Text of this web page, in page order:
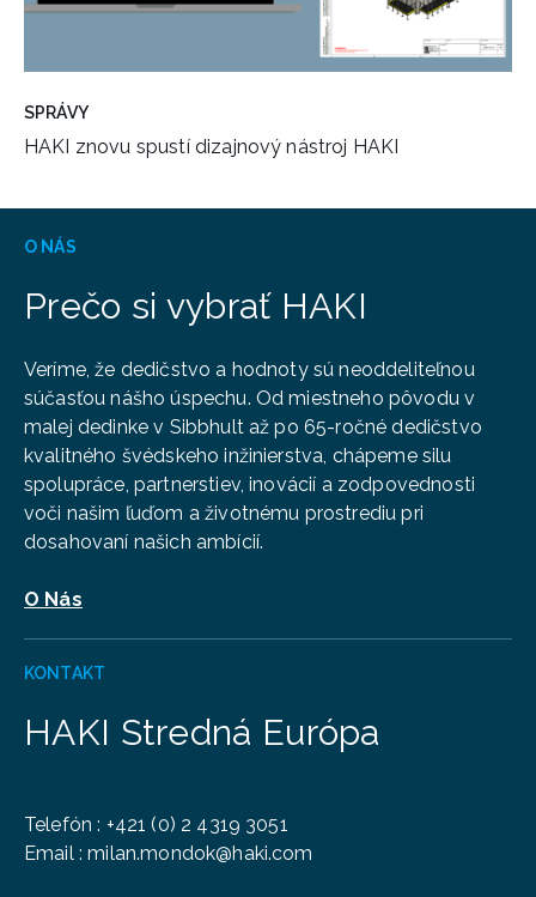
SPRÁVY
HAKI znovu spustí dizajnový nástroj HAKI
O NÁS
Prečo si vybrať HAKI
Veríme, že dedičstvo a hodnoty sú neoddeliteľnou
súčasťou nášho úspechu. Od miestneho pôvodu v
malej dedinke v Sibbhult až po 65-ročné dedičstvo
kvalitného švédskeho inžinierstva, chápeme silu
spolupráce, partnerstiev, inovácií a zodpovednosti
voči našim ľuďom a životnému prostrediu pri
dosahovaní našich ambícií.
O Nás
KONTAKT
HAKI Stredná Európa
Telefón: +421 (0) 2 4319 3051
Email :milan.mondok@haki.com